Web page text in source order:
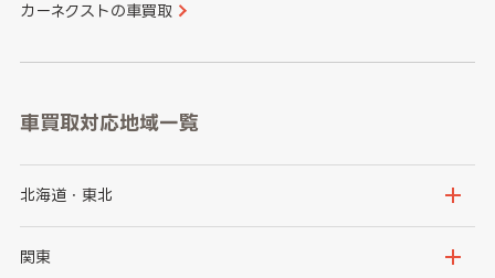
カーネクストの車買取
車買取対応地域一覧
北海道・東北
北海道
関東